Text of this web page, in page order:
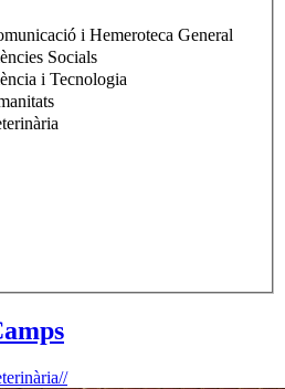
i Hemeroteca General
Socials
i Tecnologia
//